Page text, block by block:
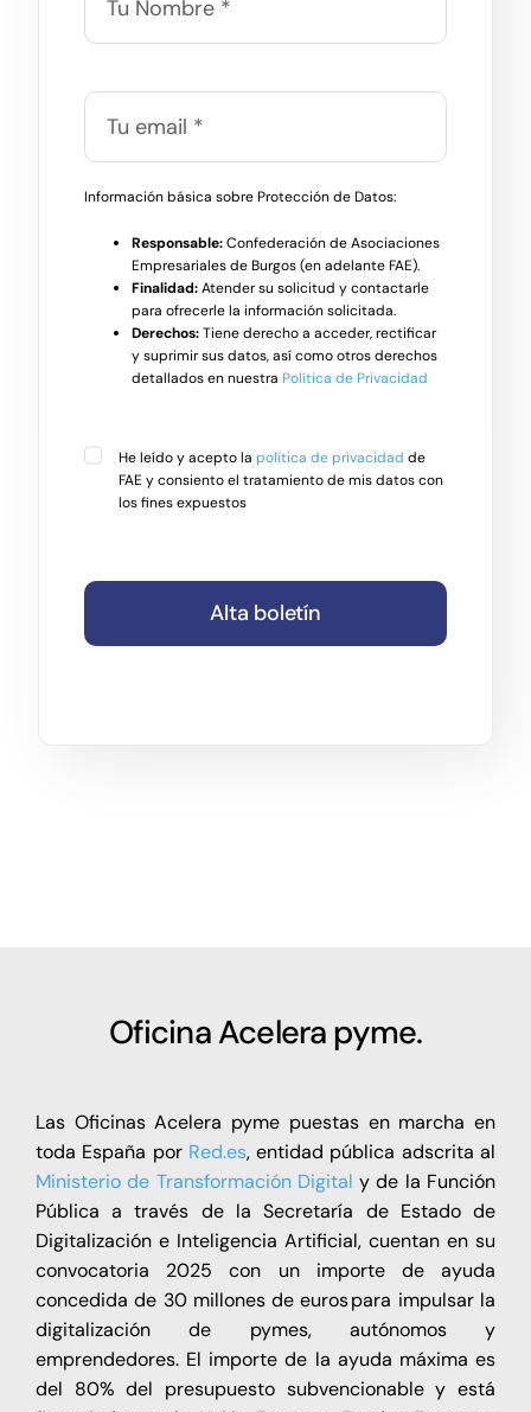
Información básica sobre Protección de Datos:
Responsable:Confederación de Asociaciones
Empresariales de Burgos (en adelante FAE).
Finalidad:Atender su solicitud y contactarle
para ofrecerle la información solicitada.
Derechos:Tiene derecho a acceder, rectificar
y suprimir sus datos, así como otros derechos
detallados en nuestra Política de Privacidad
He leído y acepto la política de privacidad de
FAE y consiento el tratamiento de mis datos con
los fines expuestos
Alta boletín
Oficina Acelera pyme.
Las Oficinas Acelera pyme puestas en marcha en
toda España por Red.es, entidad pública adscrita al
Ministerio de Transformación Digital y de la Función
Pública a través de la Secretaría de Estado de
Digitalización e Inteligencia Artificial, cuentan en su
convocatoria 2025 con un importe de ayuda
concedida de 30 millones de euros para impulsar la
digitalización de pymes, autónomos y
emprendedores. El importe de la ayuda máxima es
del 80% del presupuesto subvencionable y está